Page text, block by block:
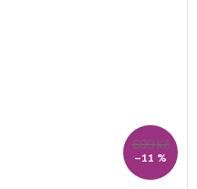
699 Kč
–11 %